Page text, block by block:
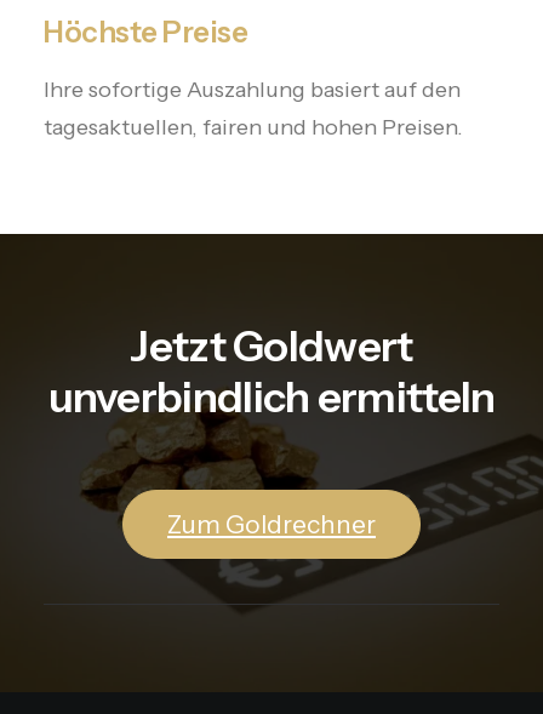
Höchste Preise
Ihre sofortige Auszahlung basiert auf den
tagesaktuellen, fairen und hohen Preisen.
Jetzt Goldwert
unverbindlich ermitteln
Zum Goldrechner